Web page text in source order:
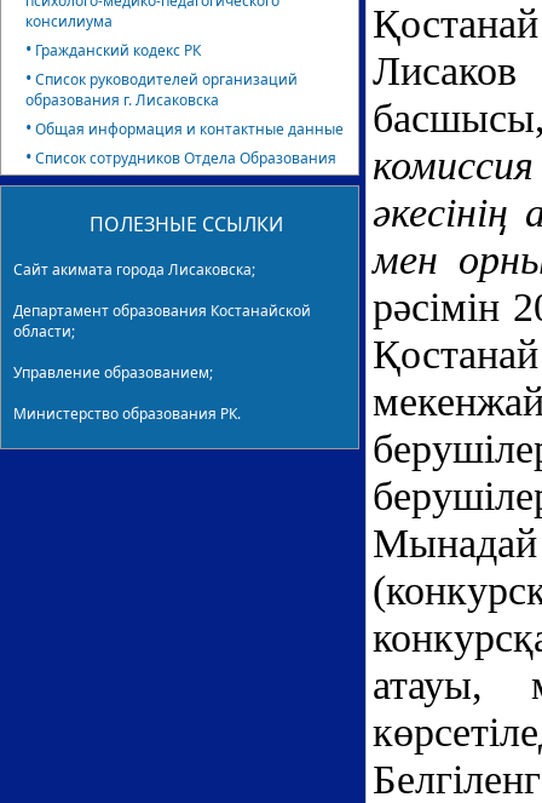
консилиума
• Гражданский кодекс РК
•Список руководителей организаций
образования г. Лисаковска
•Общая информация и контактные данные
•Список сотрудников Отдела Образования
ПОЛЕЗНЫЕ ССЫЛКИ
Сайт акимата города Лисаковска;
Департамент образования Костанайской
области;
Управление образованием;
Министерство образования РК.
мен
рәсімін
атауы,